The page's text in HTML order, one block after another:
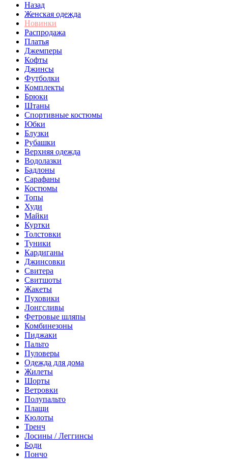
Назад
Женская одежда
Новинки
Распродажа
Платья
Джемперы
Кофты
Джинсы
Футболки
Комплекты
Брюки
Штаны
Спортивные костюмы
Юбки
Блузки
Рубашки
Верхняя одежда
Водолазки
Бадлоны
Сарафаны
Костюмы
Топы
Худи
Майки
Куртки
Толстовки
Туники
Кардиганы
Джинсовки
Свитера
Свитшоты
Жакеты
Пуховики
Лонгсливы
Фетровые шляпы
Комбинезоны
Пиджаки
Пальто
Пуловеры
Одежда для дома
Жилеты
Шорты
Ветровки
Полупальто
Плащи
Кюлоты
Тренч
Лосины / Леггинсы
Боди
Пончо